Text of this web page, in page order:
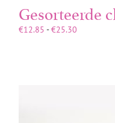
Gesorteerde
€12.85 - €25.30